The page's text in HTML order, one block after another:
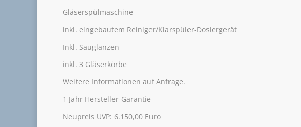
Gläserspülmaschine
inkl. eingebautem Reiniger/Klarspüler-Dosiergerät
Inkl. Sauglanzen
inkl. 3 Gläserkörbe
Weitere Informationen auf Anfrage.
1 Jahr Hersteller-Garantie
Neupreis UVP: 6.150,00 Euro